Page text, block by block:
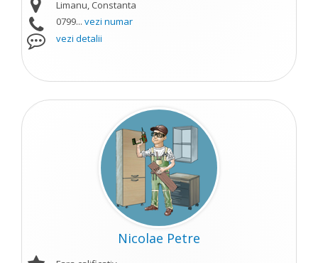
Limanu, Constanta
0799... vezi numar
vezi detalii
Nicolae Petre